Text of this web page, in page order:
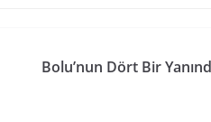
Bolu’nun Dört Bir